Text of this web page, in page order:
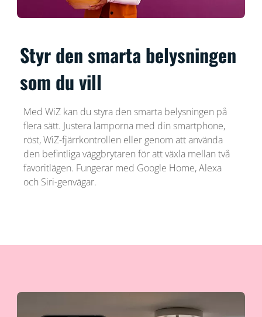
Styr den smarta belysningen
som du vill
Med WiZ kan du styra den smarta belysningen på
flera sätt. Justera lamporna med din smartphone,
röst, WiZ-fjärrkontrollen eller genom att använda
den befintliga väggbrytaren för att växla mellan två
favoritlägen. Fungerar med Google Home, Alexa
och Siri-genvägar.